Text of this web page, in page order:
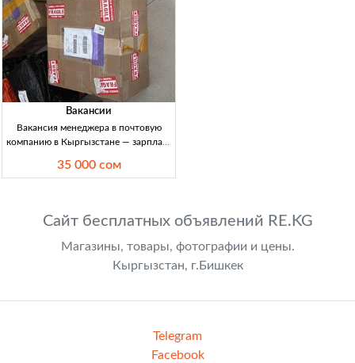
Вакансии
Вакансия менеджера в почтовую
компанию в Кыргызстане — зарплата
почтовую компанию, 20–35 лет,
35 000 сом
Сайт бесплатных объявлений RE.KG
Магазины, товары, фотографии и цены.
Кыргызстан, г.Бишкек
Telegram
Facebook